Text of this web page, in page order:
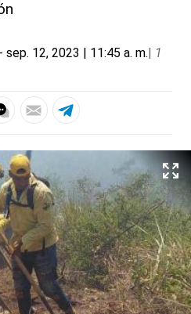
- sep. 12, 2023 | 11:45 a. m.| 1